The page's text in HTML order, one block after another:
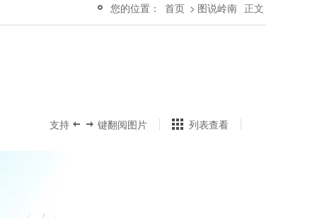
您的位置： 首页 > 图说岭南 正文
支持 键翻阅图片 列表查看